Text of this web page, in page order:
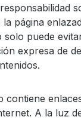
página
puede
expresa de
contiene
A la luz